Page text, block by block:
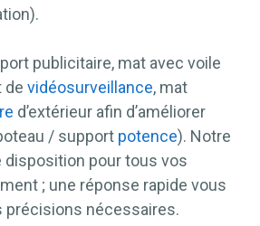
publicitaire, mat avec voile
de vidéosurveillance, mat
d’extérieur afin d’améliorer
/ support potence). Notre
disposition pour tous vos
; une réponse rapide vous
précisions nécessaires.